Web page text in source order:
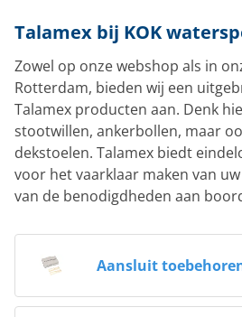
Talamex bij KOK
Zowel op onze webshop als in
Rotterdam, bieden wij een
Talamex producten aan. Denk
stootwillen, ankerbollen, maar
dekstoelen. Talamex biedt
voor het vaarklaar maken van
van de benodigdheden aan
Aansluit